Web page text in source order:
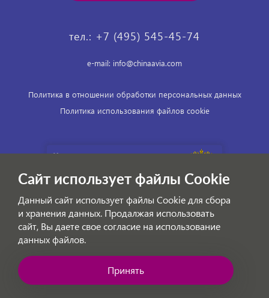
тел.: +7 (495) 545-45-74
e-mail: info@chinaavia.com
Политика в отношении обработки персональных данных
Политика использования файлов cookie
© ChinaAvia — Авиабилеты на внутренние и международные
Сайт использует файлы Cookie
Данный сайт использует файлы Cookie для сбора
и хранения данных. Продалжая использовать
сайт, Вы даете свое согласие на использование
данных файлов.
Принять